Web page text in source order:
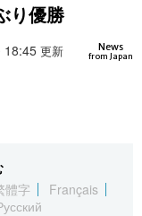
简体字
繁體字
العربية
Images
お知らせ
り優勝
News
from Japan
18:45 更新
體字
Français